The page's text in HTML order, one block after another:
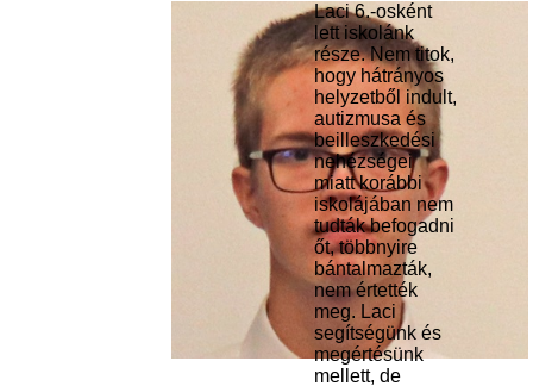
Laci 6.-osként
lett iskolánk
része. Nem titok,
hogy hátrányos
helyzetből indult,
autizmusa és
beilleszkedési
nehézségei
miatt korábbi
iskolájában nem
tudták befogadni
őt, többnyire
bántalmazták,
nem értették
meg. Laci
segítségünk és
megértésünk
mellett, de